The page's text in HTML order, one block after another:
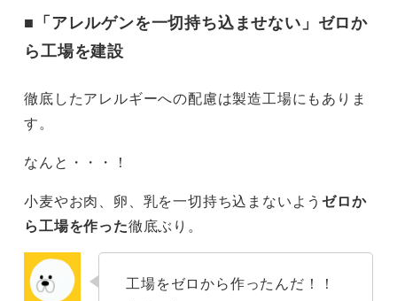
■「アレルゲンを一切持ち込ませない」ゼロか
ら工場を建設
徹底したアレルギーへの配慮は製造工場にもありま
す。
なんと・・・！
小麦やお肉、卵、乳を一切持ち込まないようゼロか
ら工場を作った徹底ぶり。
工場をゼロから作ったんだ！！